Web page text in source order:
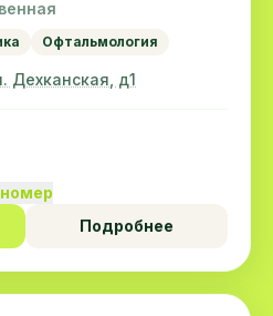
Офтальмология
Дехканская, д1
Подробнее